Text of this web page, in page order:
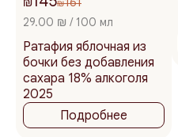
₪
29.00 ₪ / 100 мл
Ратафия яблочная из
бочки без добавления
сахара 18% алкоголя
2025
Подробнее